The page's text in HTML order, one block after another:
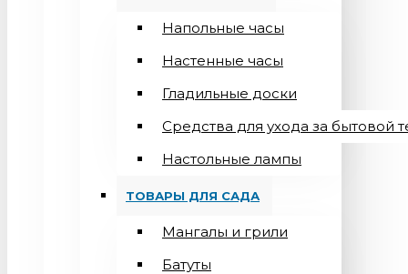
Напольные часы
Настенные часы
Гладильные доски
Средства для ухода за бытовой
Настольные лампы
ТОВАРЫ ДЛЯ САДА
Мангалы и грили
Батуты